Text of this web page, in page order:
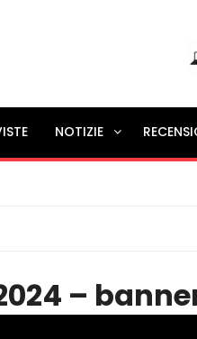
NOTIZIE
–